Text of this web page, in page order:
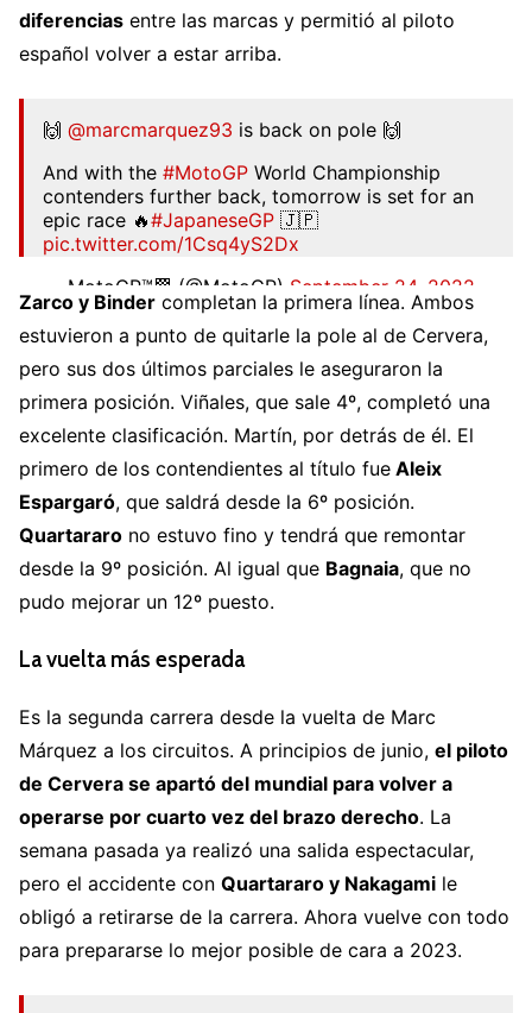
diferencias entre las marcas y permitió al piloto
español volver a estar arriba.
🙌 @marcmarquez93 is back on pole 🙌
And with the #MotoGP World Championship
contenders further back, tomorrow is set for an
epic race 🔥#JapaneseGP 🇯🇵
pic.twitter.com/1Csq4yS2Dx
— MotoGP™🏁 (@MotoGP) September 24, 2022
Zarco y Binder completan la primera línea. Ambos
estuvieron a punto de quitarle la pole al de Cervera,
pero sus dos últimos parciales le aseguraron la
primera posición. Viñales, que sale 4º, completó una
excelente clasificación. Martín, por detrás de él. El
primero de los contendientes al título fue Aleix
Espargaró, que saldrá desde la 6º posición.
Quartararo no estuvo fino y tendrá que remontar
desde la 9º posición. Al igual que Bagnaia, que no
pudo mejorar un 12º puesto.
La vuelta más esperada
Es la segunda carrera desde la vuelta de Marc
Márquez a los circuitos. A principios de junio, el piloto
de Cervera se apartó del mundial para volver a
operarse por cuarto vez del brazo derecho. La
semana pasada ya realizó una salida espectacular,
pero el accidente con Quartararo y Nakagami le
obligó a retirarse de la carrera. Ahora vuelve con todo
para prepararse lo mejor posible de cara a 2023.